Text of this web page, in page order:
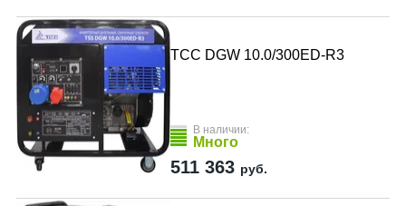
ТСС DGW 10.0/300ED-R3
В наличии:
Много
511 363 руб.